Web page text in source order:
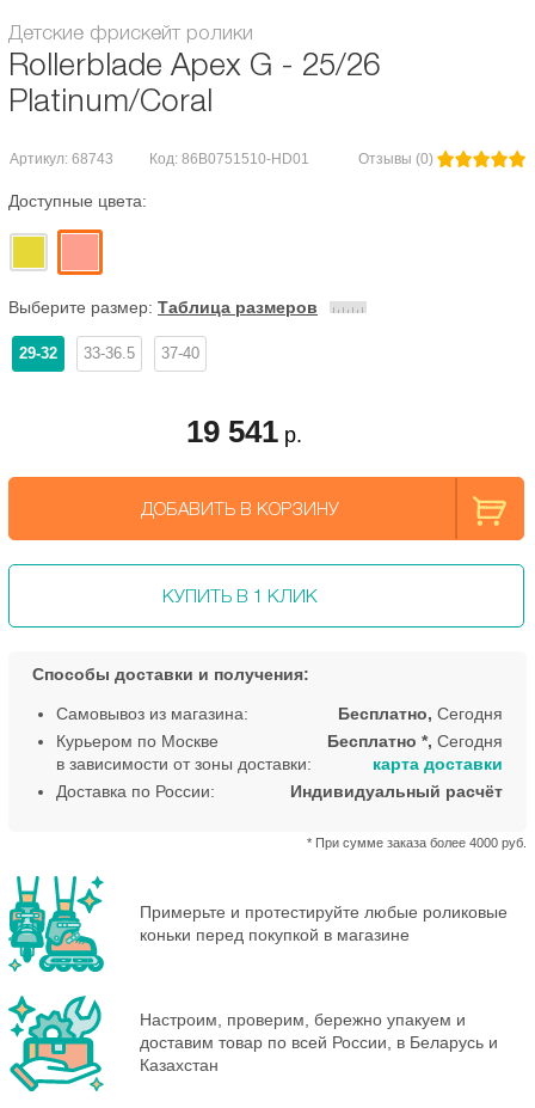
Детские фрискейт ролики
Rollerblade Apex G - 25/26
Platinum/Coral
Артикул: 68743 Код: 86B0751510-HD01 Отзывы (0)
Доступные цвета:
Выберите размер: Таблица размеров
29-32 33-36.5 37-40
19 541р.
ДОБАВИТЬ В КОРЗИНУ
КУПИТЬ В 1 КЛИК
Способы доставки и получения:
Самовывоз из магазина: Бесплатно, Сегодня
Курьером по Москве
в зависимости от зоны доставки:
Бесплатно *, Сегодня
* При сумме заказа более 4000 руб.
карта доставки
Доставка по России:
Индивидуальный расчёт
Примерьте и протестируйте любые роликовые
коньки перед покупкой в магазине
Настроим, проверим, бережно упакуем и
доставим товар по всей России, в Беларусь и
Казахстан